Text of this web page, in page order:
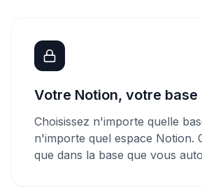
Votre Notion, votre base
Choisissez n'importe quelle
n'importe quel espace Notion.
que dans la base que vous